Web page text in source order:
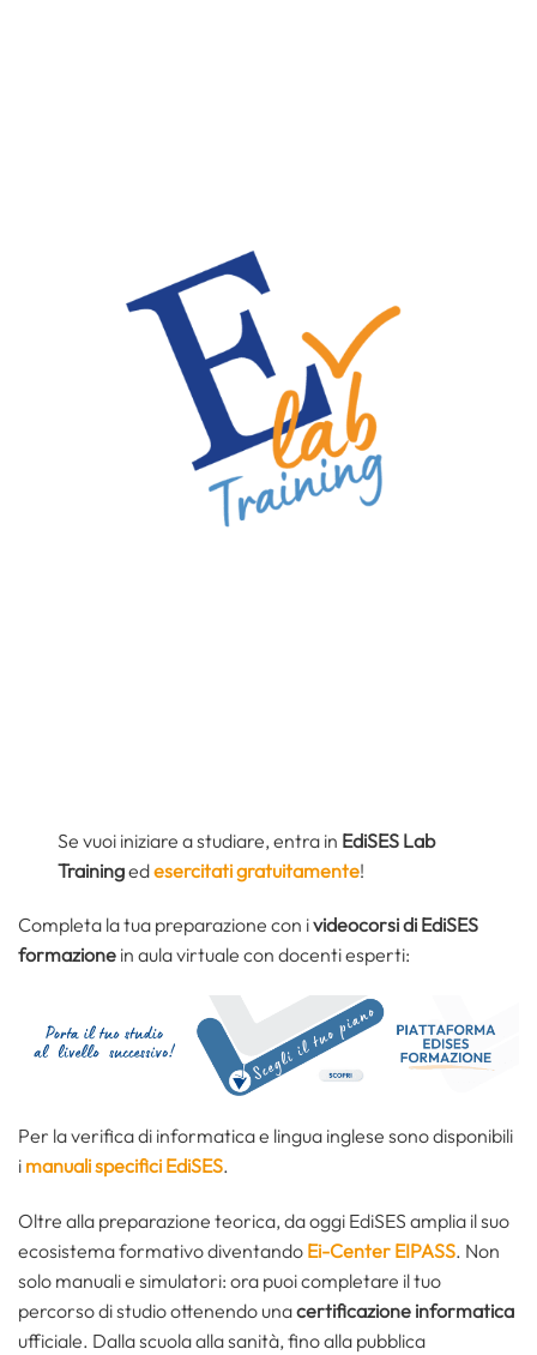
Se vuoi iniziare a studiare, entra in EdiSES Lab
Trainingedesercitati gratuitamente!
Completa la tua preparazione con ivideocorsi di EdiSES
formazione in aula virtuale con docenti esperti:
Per la verifica di informatica e lingua inglese sono disponibili
i manuali specifici EdiSES.
Oltre alla preparazione teorica, da oggi EdiSES amplia il suo
ecosistema formativo diventando Ei-Center EIPASS. Non
solo manuali e simulatori: ora puoi completare il tuo
percorso di studio ottenendo unacertificazione informatica
ufficiale. Dalla scuola alla sanità, fino alla pubblica